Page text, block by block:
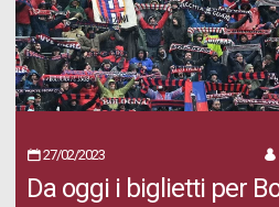
27/02/2023
Da oggi i biglietti per